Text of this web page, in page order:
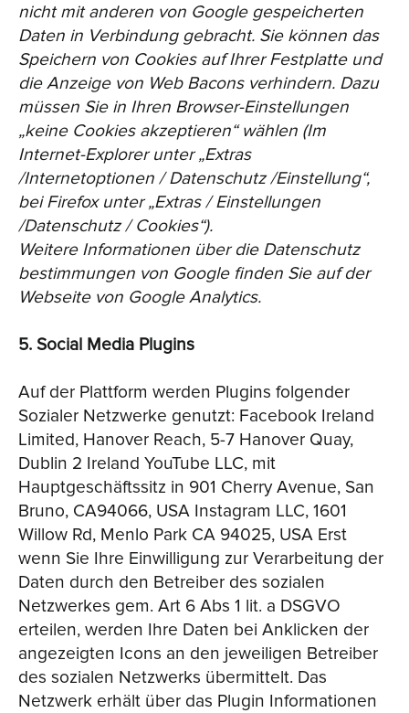
nicht mit anderen von Google gespeicherten
Daten in Verbindung gebracht. Sie können das
Speichern von Cookies auf Ihrer Festplatte und
die Anzeige von Web Bacons verhindern. Dazu
müssen Sie in Ihren Browser-Einstellungen
„keine Cookies akzeptieren“ wählen (Im
Internet-Explorer unter „Extras
/Internetoptionen / Datenschutz /Einstellung“,
bei Firefox unter „Extras / Einstellungen
/Datenschutz / Cookies“).
Weitere Informationen über die Datenschutz
bestimmungen von Google finden Sie auf der
Webseite von Google Analytics.
5. Social Media Plugins
Auf der Plattform werden Plugins folgender
Sozialer Netzwerke genutzt: Facebook Ireland
Limited, Hanover Reach, 5-7 Hanover Quay,
Dublin 2 Ireland YouTube LLC, mit
Hauptgeschäftssitz in 901 Cherry Avenue, San
Bruno, CA94066, USA Instagram LLC, 1601
Willow Rd, Menlo Park CA 94025, USA Erst
wenn Sie Ihre Einwilligung zur Verarbeitung der
Daten durch den Betreiber des sozialen
Netzwerkes gem. Art 6 Abs 1 lit. a DSGVO
erteilen, werden Ihre Daten bei Anklicken der
angezeigten Icons an den jeweiligen Betreiber
des sozialen Netzwerks übermittelt. Das
Netzwerk erhält über das Plugin Informationen